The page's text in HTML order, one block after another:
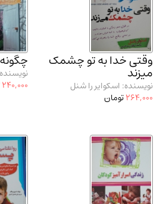
وقتی خدا به تو چشمک
میزند
نویسنده: اسکوایر را شنل
264,000تومان
240,000